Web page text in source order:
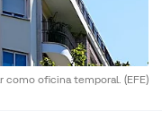
como oficina temporal. (EFE)